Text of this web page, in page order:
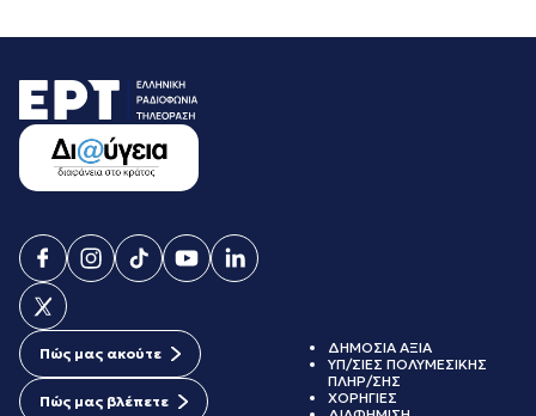
Πώς μας ακούτε
Πώς μας βλέπετε
ΔΗΜΟΣΙΑ ΑΞΙΑ
ΥΠ/ΣΙΕΣ ΠΟΛΥΜΕΣΙΚΗΣ
ΠΛΗΡ/ΣΗΣ
ΧΟΡΗΓΙΕΣ